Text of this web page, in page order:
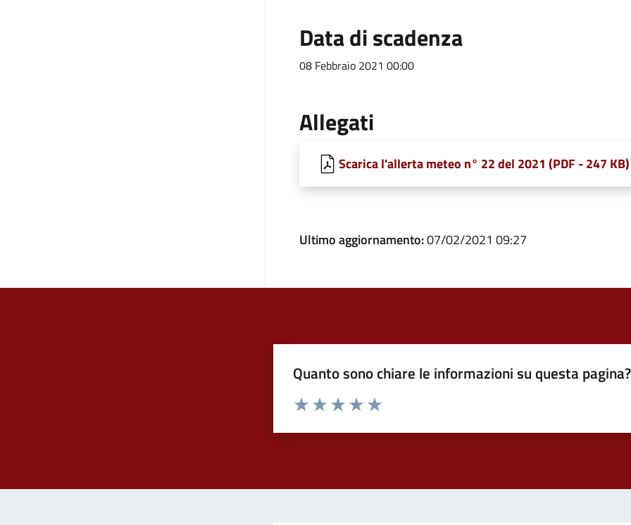
Data di scadenza
08 Febbraio 2021 00:00
Allegati
Scarica l'allerta meteo n° 22 del 2021 (PDF - 247 KB)
Ultimo aggiornamento:07/02/2021 09:27
Quanto sono chiare le informazioni su questa pagina?
Valuta da 1 a 5 stelle la pagina